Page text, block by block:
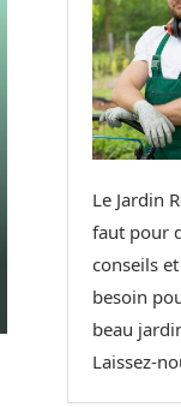
Le Jardin
faut pour
conseils
besoin
beau
Laissez-